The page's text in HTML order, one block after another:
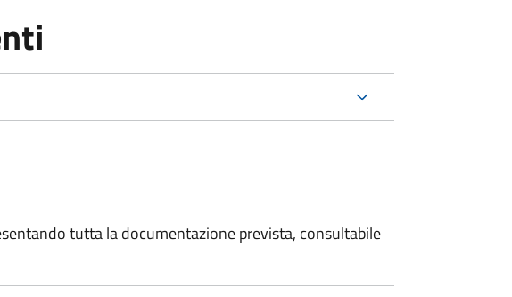
tutta la documentazione prevista, consultabile